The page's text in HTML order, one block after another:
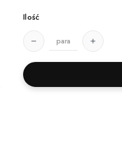
Ilość
para